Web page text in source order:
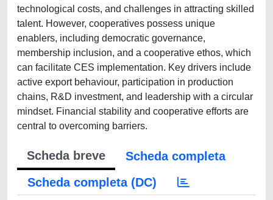
technological costs, and challenges in attracting skilled
talent. However, cooperatives possess unique
enablers, including democratic governance,
membership inclusion, and a cooperative ethos, which
can facilitate CES implementation. Key drivers include
active export behaviour, participation in production
chains, R&D investment, and leadership with a circular
mindset. Financial stability and cooperative efforts are
central to overcoming barriers.
Scheda breve
Scheda completa
Scheda completa (DC)